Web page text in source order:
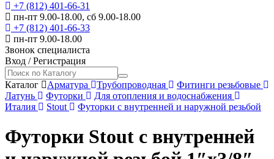
+7 (812) 401-66-31
пн-пт 9.00-18.00, сб 9.00-18.00
+7 (812) 401-66-33
пн-пт 9.00-18.00
Звонок специалиста
Вход /Регистрация
Каталог Арматура Трубопроводная
Фитинги резьбовые
Латунь
Футорки
Для отопления и водоснабжения
Италия
Stout Футорки с внутренней и наружной резьбой
Футорки Stout с внутренней